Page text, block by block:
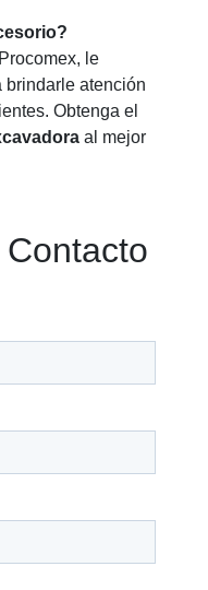
le
brindarle atención
Obtenga el
al mejor